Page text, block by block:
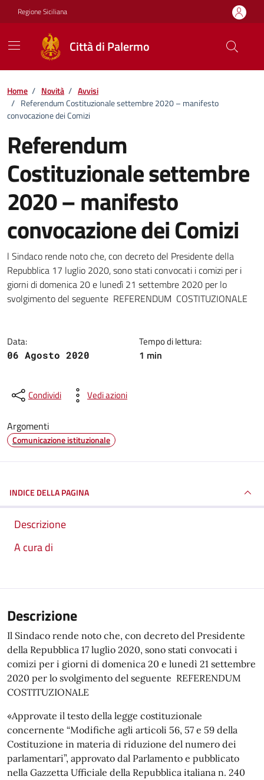
Vai ai contenuti
Vai al footer
Regione Siciliana
Città di Palermo
Home / Novità / Avvisi
/ Referendum Costituzionale settembre 2020 – manifesto
convocazione dei Comizi
Referendum
Costituzionale settembre
2020 – manifesto
convocazione dei Comizi
Dettagli della notizia
l Sindaco rende noto che, con decreto del Presidente della
Repubblica 17 luglio 2020, sono stati convocati i comizi per i
giorni di domenica 20 e lunedì 21 settembre 2020 per lo
svolgimento del seguente REFERENDUM COSTITUZIONALE
Data:
06 Agosto 2020
Tempo di lettura:
1 min
Condividi Vedi azioni
Argomenti
Comunicazione istituzionale
INDICE DELLA PAGINA
Descrizione
A cura di
Descrizione
Il Sindaco rende noto che, con decreto del Presidente
della Repubblica 17 luglio 2020, sono stati convocati i
comizi per i giorni di domenica 20 e lunedì 21 settembre
2020 per lo svolgimento del seguente REFERENDUM
COSTITUZIONALE
«Approvate il testo della legge costituzionale
concernente “Modifiche agli articoli 56, 57 e 59 della
Costituzione in materia di riduzione del numero dei
parlamentari”, approvato dal Parlamento e pubblicato
nella Gazzetta Ufficiale della Repubblica italiana n. 240